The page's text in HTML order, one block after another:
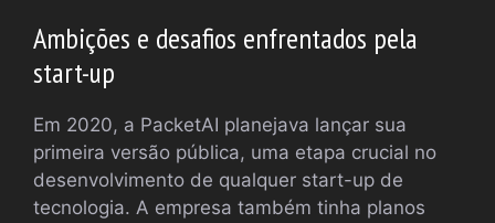
Ambições e desafios enfrentados pela
start-up
Em 2020, a PacketAI planejava lançar sua
primeira versão pública, uma etapa crucial no
desenvolvimento de qualquer start-up de
tecnologia. A empresa também tinha planos